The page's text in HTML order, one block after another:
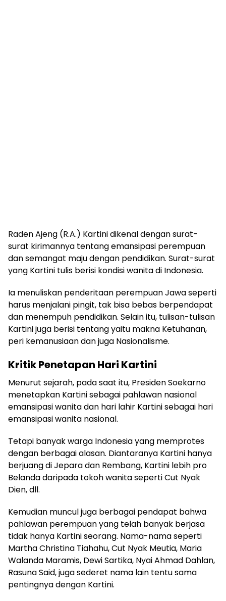
Raden Ajeng (R.A.) Kartini dikenal dengan surat-
surat kirimannya tentang emansipasi perempuan
dan semangat maju dengan pendidikan. Surat-surat
yang Kartini tulis berisi kondisi wanita di Indonesia.
Ia menuliskan penderitaan perempuan Jawa seperti
harus menjalani pingit, tak bisa bebas berpendapat
dan menempuh pendidikan. Selain itu, tulisan-tulisan
Kartini juga berisi tentang yaitu makna Ketuhanan,
peri kemanusiaan dan juga Nasionalisme.
Kritik Penetapan Hari Kartini
Menurut sejarah, pada saat itu, Presiden Soekarno
menetapkan Kartini sebagai pahlawan nasional
emansipasi wanita dan hari lahir Kartini sebagai hari
emansipasi wanita nasional.
Tetapi banyak warga Indonesia yang memprotes
dengan berbagai alasan. Diantaranya Kartini hanya
berjuang di Jepara dan Rembang, Kartini lebih pro
Belanda daripada tokoh wanita seperti Cut Nyak
Dien, dll.
Kemudian muncul juga berbagai pendapat bahwa
pahlawan perempuan yang telah banyak berjasa
tidak hanya Kartini seorang. Nama-nama seperti
Martha Christina Tiahahu, Cut Nyak Meutia, Maria
Walanda Maramis, Dewi Sartika, Nyai Ahmad Dahlan,
Rasuna Said, juga sederet nama lain tentu sama
pentingnya dengan Kartini.